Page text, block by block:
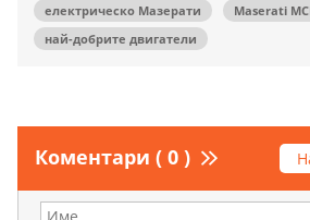
електрическо Мазерати
Maserati
най-добрите двигатели
Коментари ( 0 )